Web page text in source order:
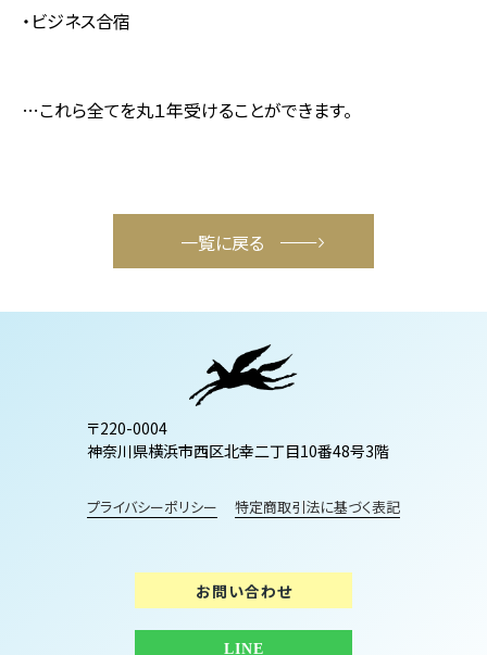
・ビジネス合宿
…これら全てを丸１年受けることができます。
一覧に戻る
〒220-0004
神奈川県横浜市西区北幸二丁目10番48号3階
プライバシーポリシー 特定商取引法に基づく表記
お問い合わせ
LINE